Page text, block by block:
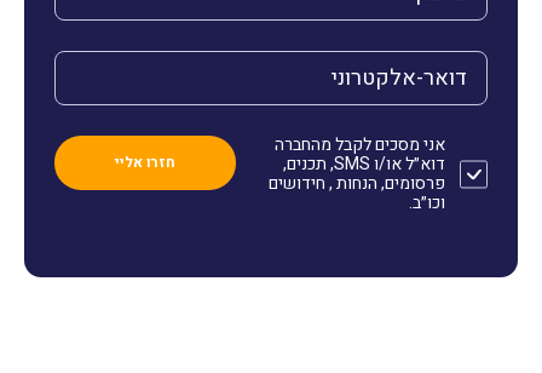
הדואר האלקטרוני שלך (חובה)
אני מסכים לקבל מהחברה
דוא״ל או/ו SMS, תכנים,
פרסומים, הנחות , חידושים
וכו״ב.